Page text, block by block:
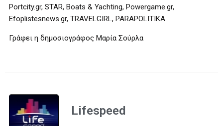
Portcity.gr, STAR, Boats & Yachting, Powergame.gr,
Efoplistesnews.gr, TRAVELGIRL, PARAPOLITIKA
Γράφει η δημοσιογράφος Μαρία Σούρλα
Lifespeed